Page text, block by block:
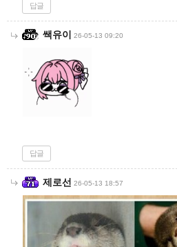
답글
쌕유이 26-05-13 09:20
답글
제로선 26-05-13 18:57